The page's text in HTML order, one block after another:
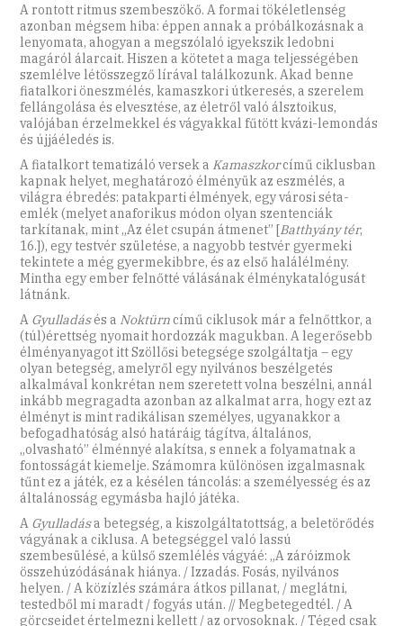
A rontott ritmus szembeszökő. A formai tökéletlenség
azonban mégsem hiba: éppen annak a próbálkozásnak a
lenyomata, ahogyan a megszólaló igyekszik ledobni
magáról álarcait. Hiszen a kötetet a maga teljességében
szemlélve létösszegző lírával találkozunk. Akad benne
fiatalkori öneszmélés, kamaszkori útkeresés, a szerelem
fellángolása és elvesztése, az életről való álsztoikus,
valójában érzelmekkel és vágyakkal fűtött kvázi-lemondás
és újjáéledés is.
A fiatalkort tematizáló versek a Kamaszkorcímű ciklusban
kapnak helyet, meghatározó élményük az eszmélés, a
világra ébredés: patakparti élmények, egy városi séta-
emlék (melyet anaforikus módon olyan szentenciák
tarkítanak, mint „Az élet csupán átmenet” [Batthyány tér,
16.]), egy testvér születése, a nagyobb testvér gyermeki
tekintete a még gyermekibbre, és az első halálélmény.
Mintha egy ember felnőtté válásának élménykatalógusát
látnánk.
A Gyulladásés a Noktürncímű ciklusok már a felnőttkor, a
(túl)érettség nyomait hordozzák magukban. A legerősebb
élményanyagot itt Szöllősi betegsége szolgáltatja – egy
olyan betegség, amelyről egy nyilvános beszélgetés
alkalmával konkrétan nem szeretett volna beszélni, annál
inkább megragadta azonban az alkalmat arra, hogy ezt az
élményt is mint radikálisan személyes, ugyanakkor a
befogadhatóság alsó határáig tágítva, általános,
„olvasható” élménnyé alakítsa, s ennek a folyamatnak a
fontosságát kiemelje. Számomra különösen izgalmasnak
tűnt ez a játék, ez a késélen táncolás: a személyesség és az
általánosság egymásba hajló játéka.
A Gyulladása betegség, a kiszolgáltatottság, a beletörődés
vágyának a ciklusa. A betegséggel való lassú
szembesülésé, a külső szemlélés vágyáé: „A záróizmok
összehúzódásának hiánya. / Izzadás. Fosás, nyilvános
helyen. / A közízlés számára átkos pillanat, / meglátni,
testedből mi maradt / fogyás után. // Megbetegedtél. / A
görcseidet értelmezni kellett / az orvosoknak. / Téged csak